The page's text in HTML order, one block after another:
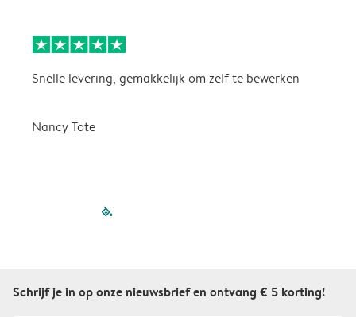
Snelle levering, gemakkelijk om zelf te bewerken
Nancy Tote
filled-pagination
Schrijf je in op onze nieuwsbrief en ontvang € 5 korting!